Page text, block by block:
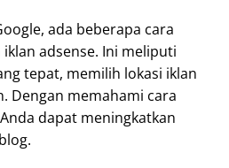
ada beberapa cara
adsense. Ini meliputi
tepat, memilih lokasi iklan
Dengan memahami cara
dapat meningkatkan